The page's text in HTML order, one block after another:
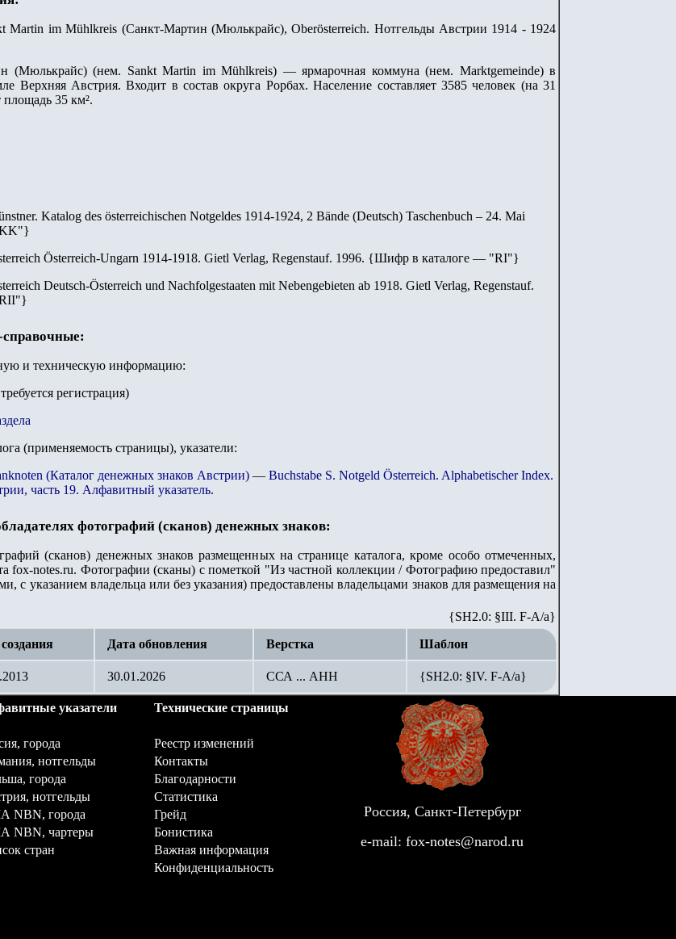
Martin im Mühlkreis (Санкт-Мартин (Мюлькрайс), Oberösterreich. Нотгельды Австрии 1914 - 1924
(Мюлькрайс) (нем. Sankt Martin im Mühlkreis) — ярмарочная коммуна (нем. Marktgemeinde) в
Верхняя Австрия. Входит в состав округа Рорбах. Население составляет 3585 человек (на 31
площадь 35 км².
Katalog des österreichischen Notgeldes 1914-1924, 2 Bände (Deutsch) Taschenbuch – 24. Mai
"}
Österreich-Ungarn 1914-1918. Gietl Verlag, Regenstauf. 1996. {Шифр в каталоге — "RI"}
Deutsch-Österreich und Nachfolgestaaten mit Nebengebieten ab 1918. Gietl Verlag, Regenstauf.
"}
и техническую информацию:
регистрация)
(применяемость страницы), указатели:
(Каталог денежных знаков Австрии) — Buchstabe S. Notgeld Österreich. Alphabetischer Index.
часть 19. Алфавитный указатель.
фотографий (сканов) денежных знаков:
(сканов) денежных знаков размещенных на странице каталога, кроме особо отмеченных,
fox-notes.ru. Фотографии (сканы) с пометкой "Из частной коллекции / Фотографию предоставил"
с указанием владельца или без указания) предоставлены владельцами знаков для размещения на
{SH2.0: §III. F-A/а}
Дата обновления Верстка Шаблон
30.01.2026 ССА ... АНН {SH2.0: §IV. F-А/а}
указатели Технические страницы
города
Реестр изменений
нотгельды
Контакты
города
Благодарности
нотгельды
Статистика
NBN, города
Грейд
NBN, чартеры
Бонистика
стран
Важная информация
Конфиденциальность
Россия, Санкт-Петербург
e-mail: fox-notes@narod.ru